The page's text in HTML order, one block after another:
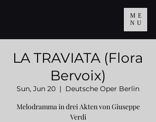
ME
NU
LA TRAVIATA (Flora
Bervoix)
Sun, Jun 20
  |
Deutsche Oper Berlin
Melodramma in drei Akten von Giuseppe
Verdi